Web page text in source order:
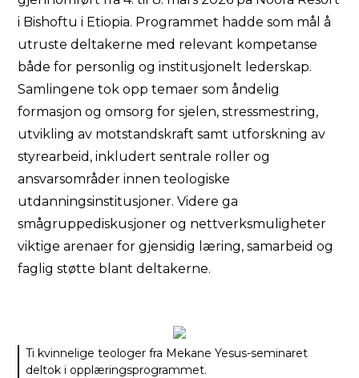
i Bishoftu i Etiopia. Programmet hadde som mål å
utruste deltakerne med relevant kompetanse
både for personlig og institusjonelt lederskap.
Samlingene tok opp temaer som åndelig
formasjon og omsorg for sjelen, stressmestring,
utvikling av motstandskraft samt utforskning av
styrearbeid, inkludert sentrale roller og
ansvarsområder innen teologiske
utdanningsinstitusjoner. Videre ga
smågruppediskusjoner og nettverksmuligheter
viktige arenaer for gjensidig læring, samarbeid og
faglig støtte blant deltakerne.
Ti kvinnelige teologer fra Mekane Yesus-seminaret
deltok i opplæringsprogrammet.